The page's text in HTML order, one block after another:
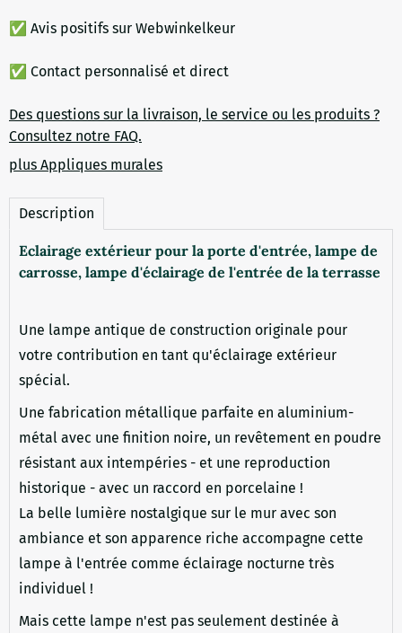
✅ Avis positifs sur Webwinkelkeur
✅ Contact personnalisé et direct
Des questions sur la livraison, le service ou les produits ?
Consultez notre FAQ.
plus Appliques murales
Description
Eclairage extérieur pour la porte d'entrée, lampe de
carrosse, lampe d'éclairage de l'entrée de la terrasse
Une lampe antique de construction originale pour
votre contribution en tant qu'éclairage extérieur
spécial.
Une fabrication métallique parfaite en aluminium-
métal avec une finition noire, un revêtement en poudre
résistant aux intempéries - et une reproduction
historique - avec un raccord en porcelaine !
La belle lumière nostalgique sur le mur avec son
ambiance et son apparence riche accompagne cette
lampe à l'entrée comme éclairage nocturne très
individuel !
Mais cette lampe n'est pas seulement destinée à